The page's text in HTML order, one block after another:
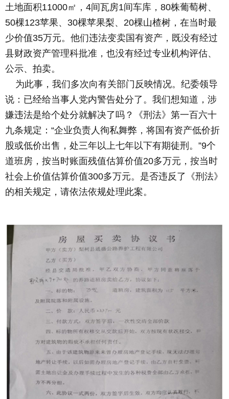
土地面积11000㎡，4间瓦房1间车库，80株葡萄树、
50棵123苹果、30棵苹果梨、20棵山楂树，在当时最
少价值35万元。他们违法变卖国有资产，既没有经过
县财政资产管理科批准，也没有经过专业机构评估、
公示、拍卖。
为此事，我们多次向有关部门反映情况。纪委领导
说：已经给当事人党内警告处分了。我们想知道，涉
嫌违法是给个处分就解决了吗？《刑法》第一百六十
九条规定：“企业负责人徇私舞弊，将国有资产低价折
股或低价出售，处三年以上七年以下有期徒刑。”9个
道班房，按当时账面残值估算价值20多万元，按当时
社会上价值估算价值300多万元。是否违反了《刑法》
的相关规定，请依法依规处理此案。